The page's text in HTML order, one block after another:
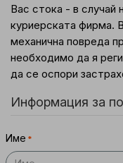
Вас стока - в случай
куриерската фирма.
механична повреда
необходимо да я
да се оспори
Информация за
Име